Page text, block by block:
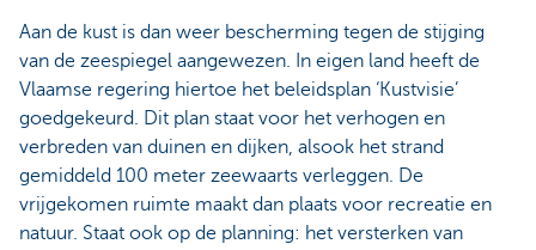
Aan de kust is dan weer bescherming tegen de stijging
van de zeespiegel aangewezen. In eigen land heeft de
Vlaamse regering hiertoe het beleidsplan ‘Kustvisie’
goedgekeurd. Dit plan staat voor het verhogen en
verbreden van duinen en dijken, alsook het strand
gemiddeld 100 meter zeewaarts verleggen. De
vrijgekomen ruimte maakt dan plaats voor recreatie en
natuur. Staat ook op de planning: het versterken van